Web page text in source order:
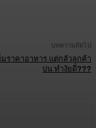
บทความถัดไป
มราคาอาหาร แต่กลัวลูกค้า
บ่น ทำงัยดี???